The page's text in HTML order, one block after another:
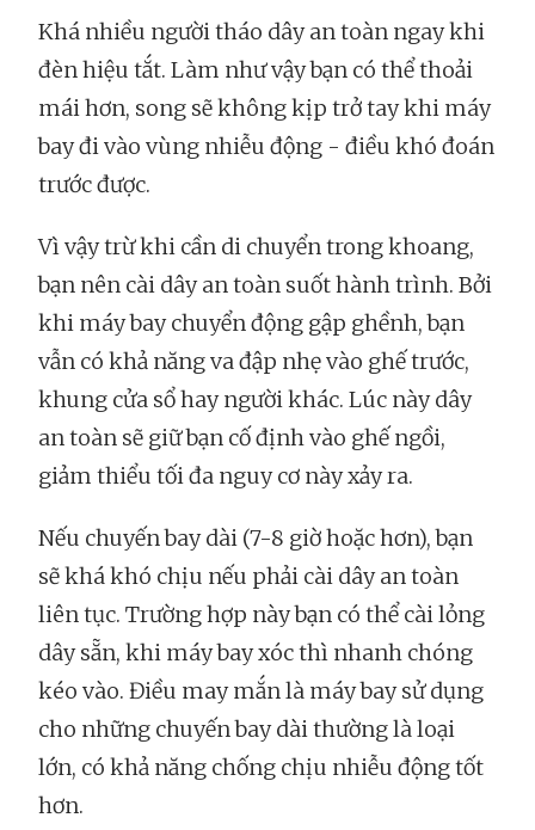
Khá nhiều người tháo dây an toàn ngay khi
đèn hiệu tắt. Làm như vậy bạn có thể thoải
mái hơn, song sẽ không kịp trở tay khi máy
bay đi vào vùng nhiễu động - điều khó đoán
trước được.
Vì vậy trừ khi cần di chuyển trong khoang,
bạn nên cài dây an toàn suốt hành trình. Bởi
khi máy bay chuyển động gập ghềnh, bạn
vẫn có khả năng va đập nhẹ vào ghế trước,
khung cửa sổ hay người khác. Lúc này dây
an toàn sẽ giữ bạn cố định vào ghế ngồi,
giảm thiểu tối đa nguy cơ này xảy ra.
Nếu chuyến bay dài (7-8 giờ hoặc hơn), bạn
sẽ khá khó chịu nếu phải cài dây an toàn
liên tục. Trường hợp này bạn có thể cài lỏng
dây sẵn, khi máy bay xóc thì nhanh chóng
kéo vào. Điều may mắn là máy bay sử dụng
cho những chuyến bay dài thường là loại
lớn, có khả năng chống chịu nhiễu động tốt
hơn.